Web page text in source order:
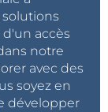
accès
notre
avec des
soyez en
développer